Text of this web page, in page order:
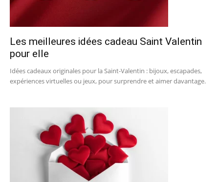
Les meilleures idées cadeau Saint Valentin
pour elle
Idées cadeaux originales pour la Saint-Valentin : bijoux, escapades,
expériences virtuelles ou jeux, pour surprendre et aimer davantage.